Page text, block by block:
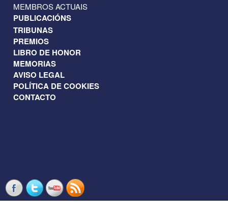
MEMBROS ACTUAIS
PUBLICACIÓNS
TRIBUNAS
PREMIOS
LIBRO DE HONOR
MEMORIAS
AVISO LEGAL
POLÍTICA DE COOKIES
CONTACTO